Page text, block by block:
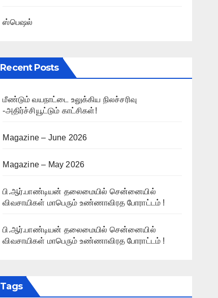
ஸ்பெஷல்
Recent Posts
மீண்டும் வயநாட்டை உலுக்கிய நிலச்சரிவு
-அதிர்ச்சியூட்டும் காட்சிகள்!
Magazine – June 2026
Magazine – May 2026
பி.ஆர்.பாண்டியன் தலைமையில் சென்னையில்
விவசாயிகள் மாபெரும் உண்ணாவிரத போராட்டம் !
பி.ஆர்.பாண்டியன் தலைமையில் சென்னையில்
விவசாயிகள் மாபெரும் உண்ணாவிரத போராட்டம் !
Tags